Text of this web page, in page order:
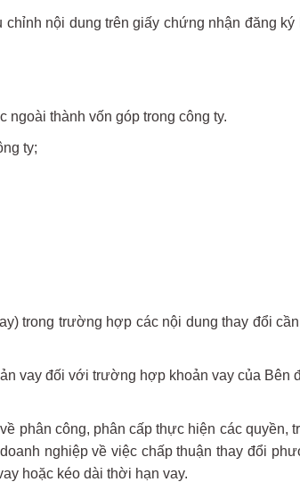
nội dung trên giấy chứng nhận đăng ký
thành vốn góp trong công ty.
ty;
trong trường hợp các nội dung thay đổi
vay đối với trường hợp khoản vay của Bên
phân công, phân cấp thực hiện các quyền,
nghiệp về việc chấp thuận thay đổi
hoặc kéo dài thời hạn vay.